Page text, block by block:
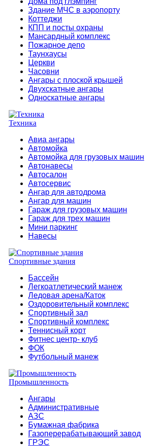
Здание МЧС в аэропорту
Коттеджи
КПП и посты охраны
Мансардный комплекс
Пожарное депо
Таунхаусы
Церкви
Часовни
Ангары с плоской крышей
Двухскатные ангары
Односкатные ангары
Техника
Авиа ангары
Автомойка
Автомойка для грузовых машин
Автонавесы
Автосалон
Автосервис
Ангар для автодрома
Ангар для машин
Гараж для грузовых машин
Гараж для трех машин
Мини паркинг
Навесы
Спортивные здания
Бассейн
Легкоатлетический манеж
Ледовая арена/Каток
Оздоровительный комплекс
Спортивный зал
Спортивный комплекс
Теннисный корт
Фитнес центр- клуб
ФОК
Футбольный манеж
Промышленность
Ангары
Административные
АЗС
Бумажная фабрика
Газоперерабатывающий завод
ГРЭС